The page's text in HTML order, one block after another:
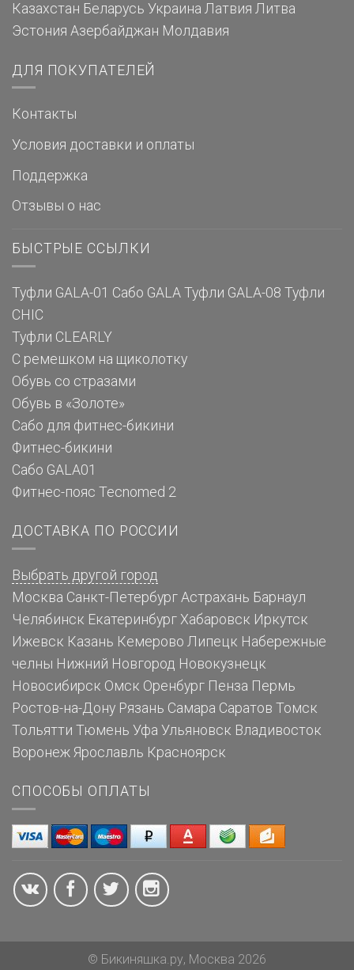
Казахстан Беларусь Украина Латвия Литва
Эстония Азербайджан Молдавия
ДЛЯ ПОКУПАТЕЛЕЙ
Контакты
Условия доставки и оплаты
Поддержка
Отзывы о нас
БЫСТРЫЕ ССЫЛКИ
Туфли GALA-01 Сабо GALA Туфли GALA-08 Туфли
CHIC
Туфли CLEARLY
С ремешком на щиколотку
Обувь со стразами
Обувь в «Золоте»
Сабо для фитнес-бикини
Фитнес-бикини
Сабо GALA01
Фитнес-пояс Tecnomed 2
ДОСТАВКА ПО РОССИИ
Выбрать другой город
Москва Санкт-Петербург Астрахань Барнаул
Челябинск Екатеринбург Хабаровск Иркутск
Ижевск Казань Кемерово Липецк Набережные
челны Нижний Новгород Новокузнецк
Новосибирск Омск Оренбург Пенза Пермь
Ростов-на-Дону Рязань Самара Саратов Томск
Тольятти Тюмень Уфа Ульяновск Владивосток
Воронеж Ярославль Красноярск
СПОСОБЫ ОПЛАТЫ
© Бикиняшка.ру, Москва 2026